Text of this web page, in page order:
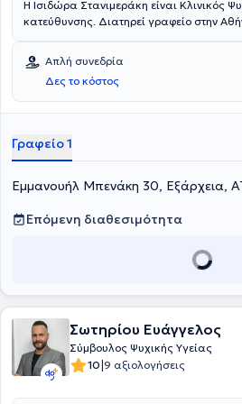
Η Ισιδώρα Στανιμεράκη είναι Κλινικός
κατεύθυνσης. Διατηρεί γραφείο στην
Απλή συνεδρία
Δες το κόστος
Γραφείο 1
Εμμανουήλ Μπενάκη 30, Εξάρχεια,
Επόμενη διαθεσιμότητα
Σωτηρίου Ευάγγελος
Σύμβουλος Ψυχικής Υγείας
10|9 αξιολογήσεις